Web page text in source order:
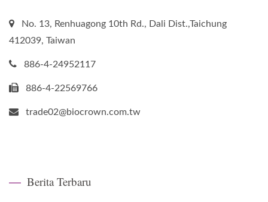
No. 13, Renhuagong 10th Rd., Dali Dist.,Taichung
412039, Taiwan
886-4-24952117
886-4-22569766
trade02@biocrown.com.tw
Berita Terbaru